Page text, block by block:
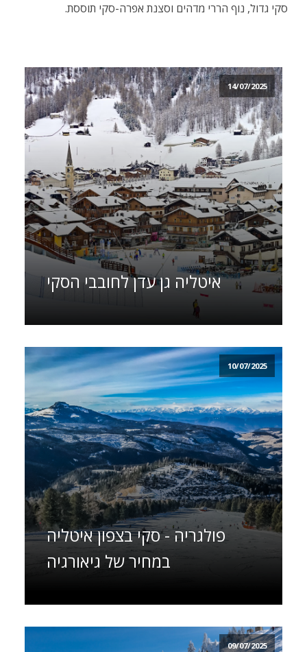
סקי גדול, נוף הררי מדהים וסצנת אפרה-סקי תוססת.
14/07/2025
איטליה גן עדן לחובבי הסקי
10/07/2025
פולגריה - סקי בצפון איטליה
במחיר של גיאורגיה
09/07/2025